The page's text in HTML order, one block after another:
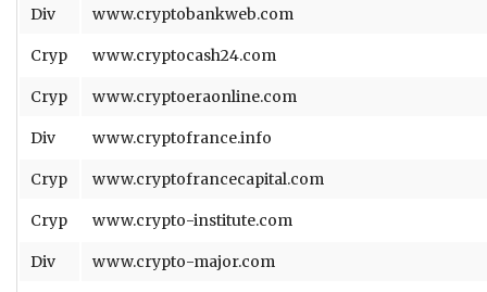
Div www.cryptobankweb.com
Cryp www.cryptocash24.com
Cryp www.cryptoeraonline.com
Div www.cryptofrance.info
Cryp www.cryptofrancecapital.com
Cryp www.crypto-institute.com
Div www.crypto-major.com